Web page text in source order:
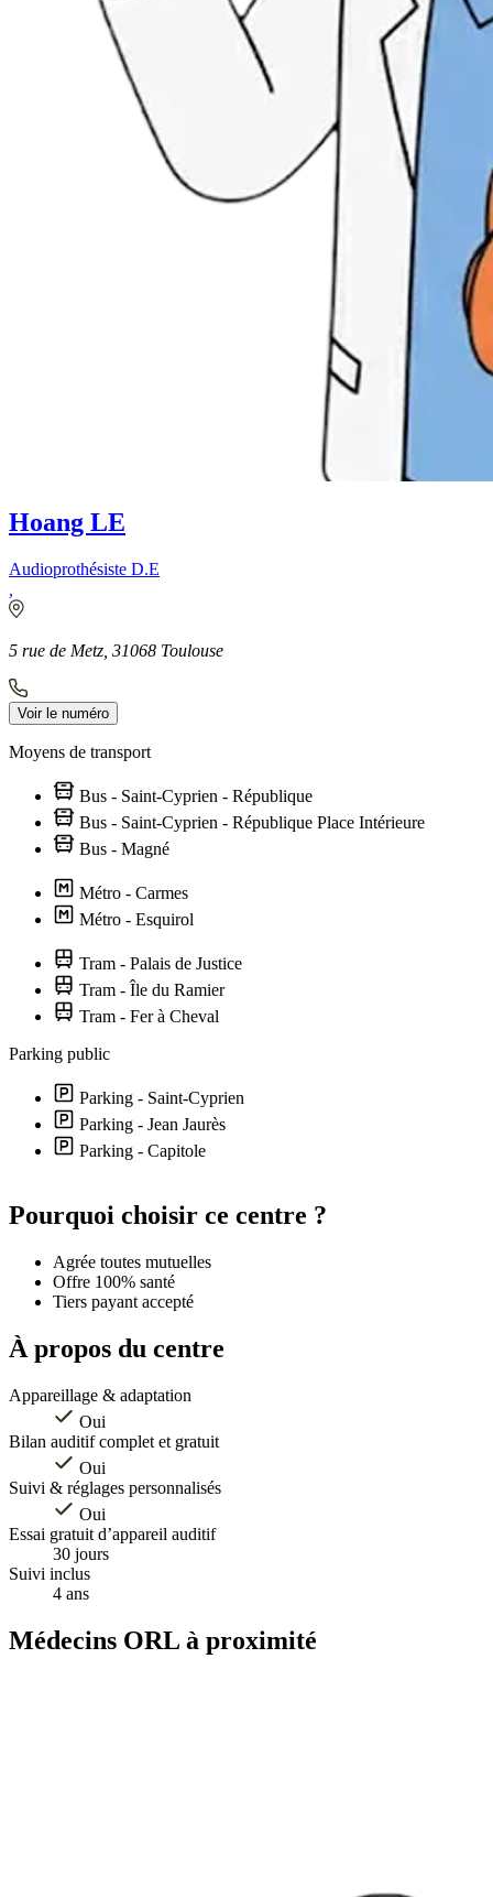
Hoang LE
Audioprothésiste D.E
5 rue de Metz, 31068 Toulouse
Voir le numéro
Moyens de transport
Bus - Saint-Cyprien - République
Bus - Saint-Cyprien - République Place Intérieure
Bus - Magné
Métro - Carmes
Métro - Esquirol
Tram - Palais de Justice
Tram - Île du Ramier
Tram - Fer à Cheval
Parking public
Parking - Saint-Cyprien
Parking - Jean Jaurès
Parking - Capitole
+
Pourquoi choisir ce centre ?
Agrée toutes mutuelles
Offre 100% santé
Tiers payant accepté
À propos du centre
Appareillage & adaptation
Oui
Bilan auditif complet et gratuit
Oui
Suivi & réglages personnalisés
Oui
Essai gratuit d’appareil auditif
30 jours
Suivi inclus
4 ans
Médecins ORL à proximité